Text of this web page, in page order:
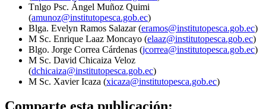
Tnlgo Psc. Ángel Muñoz Quimi
(amunoz@institutopesca.gob.ec)
Blga. Evelyn Ramos Salazar (eramos@institutopesca.gob.ec)
M Sc. Enrique Laaz Moncayo (elaaz@institutopesca.gob.ec)
Blgo. Jorge Correa Cárdenas (jcorrea@institutopesca.gob.ec)
M Sc. David Chicaiza Veloz
(dchicaiza@institutopesca.gob.ec)
M Sc. Xavier Icaza (xicaza@institutopesca.gob.ec)